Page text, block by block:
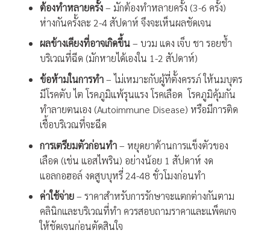
ต้องทำหลายครั้ง– มักต้องทำหลายครั้ง (3-6 ครั้ง)
ห่างกันครั้งละ 2-4 สัปดาห์ จึงจะเห็นผลชัดเจน
ผลข้างเคียงที่อาจเกิดขึ้น– บวม แดง เจ็บ ชา รอยช้ำ
บริเวณที่ฉีด (มักหายได้เองใน 1-2 สัปดาห์)
ข้อห้ามในการทำ– ไม่เหมาะกับผู้ที่ตั้งครรภ์ ให้นมบุตร
มีโรคตับ ไต โรคภูมิแพ้รุนแรง โรคเลือด โรคภูมิคุ้มกัน
ทำลายตนเอง (Autoimmune Disease) หรือมีการติด
เชื้อบริเวณที่จะฉีด
การเตรียมตัวก่อนทำ– หยุดยาต้านการแข็งตัวของ
เลือด (เช่น แอสไพริน) อย่างน้อย 1 สัปดาห์ งด
แอลกอฮอล์ งดสูบบุหรี่ 24-48 ชั่วโมงก่อนทำ
ค่าใช้จ่าย– ราคาสำหรับการรักษาจะแตกต่างกันตาม
คลินิกและบริเวณที่ทำ ควรสอบถามราคาและแพ็คเกจ
ให้ชัดเจนก่อนตัดสินใจ